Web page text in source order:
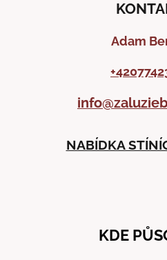
Adam
NABÍDKA
KDE